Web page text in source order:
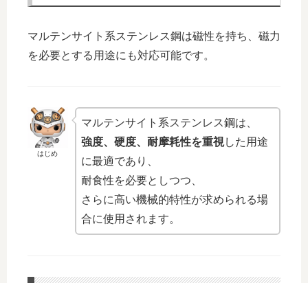
マルテンサイト系ステンレス鋼は磁性を持ち、磁力
を必要とする用途にも対応可能です。
はじめ
マルテンサイト系ステンレス鋼は、
強度、硬度、耐摩耗性を重視した用途
に最適であり、
耐食性を必要としつつ、
さらに高い機械的特性が求められる場
合に使用されます。